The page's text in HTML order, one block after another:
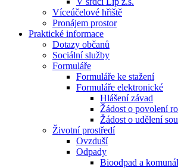
Víceúčelové hřiště
Pronájem prostor
Praktické informace
Dotazy občanů
Sociální služby
Formuláře
Formuláře ke stažení
Formuláře elektronické
Hlášení závad
Žádost o povolení
Žádost o udělení
Životní prostředí
Ovzduší
Odpady
Bioodpad a